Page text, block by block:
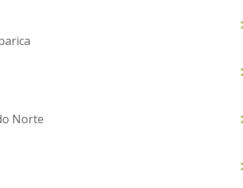
Norte